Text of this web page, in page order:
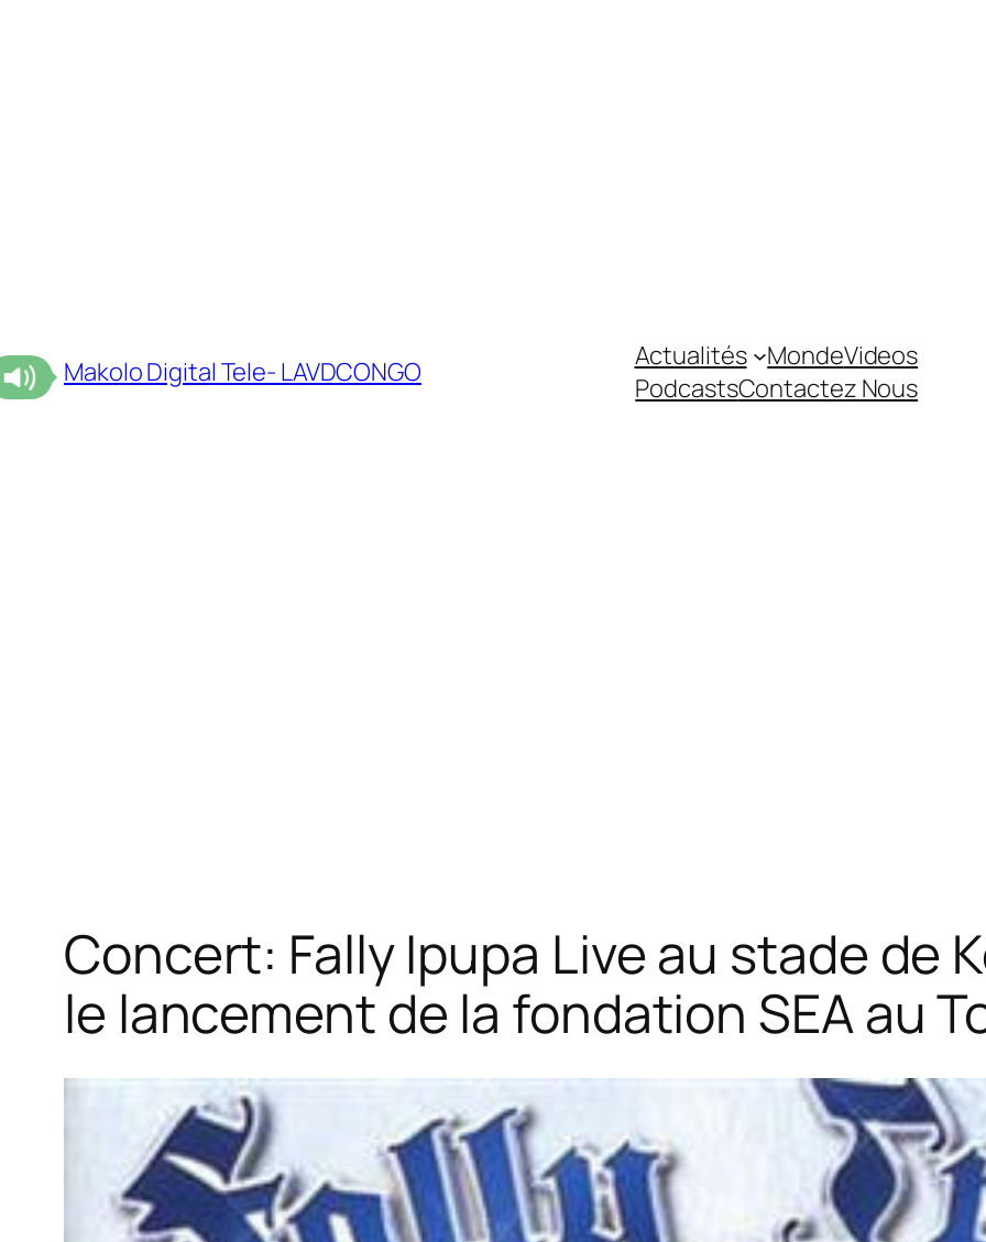
Makolo Digital Tele- LAVDCONGO Actualités MondeVideos
PodcastsContactez Nous
Concert: Fally Ipupa Live au stade de
le lancement de la fondation SEA au